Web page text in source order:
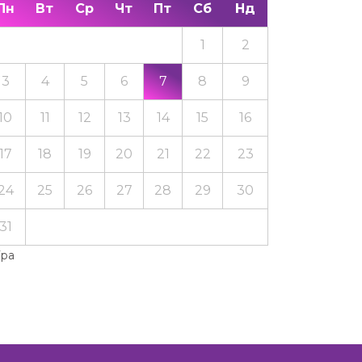
Вт Ср Чт Пт Сб Нд
1 2
3 4 5 6 7 8 9
11 12 13 14 15 16
18 19 20 21 22 23
25 26 27 28 29 30